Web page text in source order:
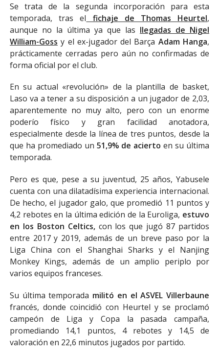
Se trata de la segunda incorporación para esta
temporada, tras el fichaje de Thomas Heurtel,
aunque no la última ya que las llegadas de Nigel
William-Goss y el ex-jugador del Barça Adam Hanga,
prácticamente cerradas pero aún no confirmadas de
forma oficial por el club.
En su actual «revolución» de la plantilla de basket,
Laso va a tener a su disposición a un jugador de 2,03,
aparentemente no muy alto, pero con un enorme
poderío físico y gran facilidad anotadora,
especialmente desde la línea de tres puntos, desde la
que ha promediado un 51,9% de acierto en su última
temporada.
Pero es que, pese a su juventud, 25 años, Yabusele
cuenta con una dilatadísima experiencia internacional.
De hecho, el jugador galo, que promedió 11 puntos y
4,2 rebotes en la última edición de la Euroliga, estuvo
en los Boston Celtics,con los que jugó 87 partidos
entre 2017 y 2019, además de un breve paso por la
Liga China con el Shanghai Sharks y el Nanjing
Monkey Kings, además de un amplio periplo por
varios equipos franceses.
Su última temporada militó en el ASVEL Villerbaune
francés, donde coincidió con Heurtel y se proclamó
campeón de Liga y Copa la pasada campaña,
promediando 14,1 puntos, 4 rebotes y 14,5 de
valoración en 22,6 minutos jugados por partido.